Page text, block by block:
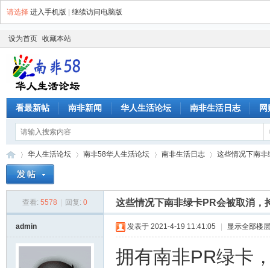
请选择 进入手机版 继续访问电脑版
设为首页 收藏本站
看最新帖 南非新闻 华人生活论坛 南非生活日志 网
华人生活论坛
›
南非58华人生活论坛
›
南非生活日志
›
这些情况下南非
查看: 5578 回复: 0 这些情况下南非绿卡PR会被取消，
admin 发表于 2021-4-19 11:41:05 显示全部楼层
拥有南非PR绿卡